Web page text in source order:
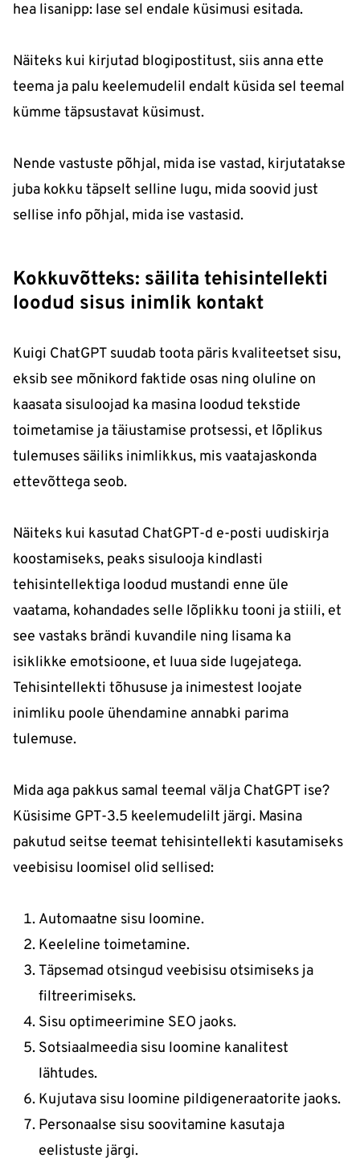
hea lisanipp: lase sel endale küsimusi esitada.
Näiteks kui kirjutad blogipostitust, siis anna ette
teema ja palu keelemudelil endalt küsida sel teemal
kümme täpsustavat küsimust.
Nende vastuste põhjal, mida ise vastad, kirjutatakse
juba kokku täpselt selline lugu, mida soovid just
sellise info põhjal, mida ise vastasid.
Kokkuvõtteks: säilita tehisintellekti
loodud sisus inimlik kontakt
Kuigi ChatGPT suudab toota päris kvaliteetset sisu,
eksib see mõnikord faktide osas ning oluline on
kaasata sisuloojad ka masina loodud tekstide
toimetamise ja täiustamise protsessi, et lõplikus
tulemuses säiliks inimlikkus, mis vaatajaskonda
ettevõttega seob.
Näiteks kui kasutad ChatGPT-d e-posti uudiskirja
koostamiseks, peaks sisulooja kindlasti
tehisintellektiga loodud mustandi enne üle
vaatama, kohandades selle lõplikku tooni ja stiili, et
see vastaks brändi kuvandile ning lisama ka
isiklikke emotsioone, et luua side lugejatega.
Tehisintellekti tõhususe ja inimestest loojate
inimliku poole ühendamine annabki parima
tulemuse.
Mida aga pakkus samal teemal välja ChatGPT ise?
Küsisime GPT-3.5 keelemudelilt järgi. Masina
pakutud seitse teemat tehisintellekti kasutamiseks
veebisisu loomisel olid sellised:
Automaatne sisu loomine.
Keeleline toimetamine.
Täpsemad otsingud veebisisu otsimiseks ja
filtreerimiseks.
Sisu optimeerimine SEO jaoks.
Sotsiaalmeedia sisu loomine kanalitest
lähtudes.
Kujutava sisu loomine pildigeneraatorite jaoks.
Personaalse sisu soovitamine kasutaja
eelistuste järgi.